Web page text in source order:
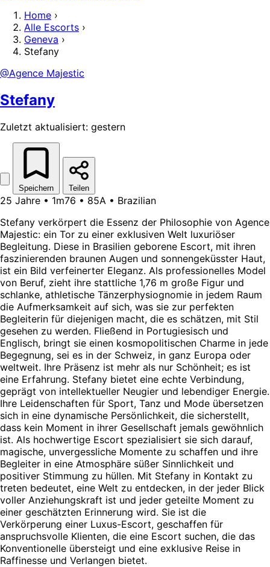
Home ›
Alle Escorts ›
Geneva ›
Stefany
@Agence Majestic
Stefany
Zuletzt aktualisiert: gestern
Speichern Teilen
25 Jahre • 1m76 • 85A • Brazilian
Stefany verkörpert die Essenz der Philosophie von Agence
Majestic: ein Tor zu einer exklusiven Welt luxuriöser
Begleitung. Diese in Brasilien geborene Escort, mit ihren
faszinierenden braunen Augen und sonnengeküsster Haut,
ist ein Bild verfeinerter Eleganz. Als professionelles Model
von Beruf, zieht ihre stattliche 1,76 m große Figur und
schlanke, athletische Tänzerphysiognomie in jedem Raum
die Aufmerksamkeit auf sich, was sie zur perfekten
Begleiterin für diejenigen macht, die es schätzen, mit Stil
gesehen zu werden. Fließend in Portugiesisch und
Englisch, bringt sie einen kosmopolitischen Charme in jede
Begegnung, sei es in der Schweiz, in ganz Europa oder
weltweit. Ihre Präsenz ist mehr als nur Schönheit; es ist
eine Erfahrung. Stefany bietet eine echte Verbindung,
geprägt von intellektueller Neugier und lebendiger Energie.
Ihre Leidenschaften für Sport, Tanz und Mode übersetzen
sich in eine dynamische Persönlichkeit, die sicherstellt,
dass kein Moment in ihrer Gesellschaft jemals gewöhnlich
ist. Als hochwertige Escort spezialisiert sie sich darauf,
magische, unvergessliche Momente zu schaffen und ihre
Begleiter in eine Atmosphäre süßer Sinnlichkeit und
positiver Stimmung zu hüllen. Mit Stefany in Kontakt zu
treten bedeutet, eine Welt zu entdecken, in der jeder Blick
voller Anziehungskraft ist und jeder geteilte Moment zu
einer geschätzten Erinnerung wird. Sie ist die
Verkörperung einer Luxus-Escort, geschaffen für
anspruchsvolle Klienten, die eine Escort suchen, die das
Konventionelle übersteigt und eine exklusive Reise in
Raffinesse und Verlangen bietet.